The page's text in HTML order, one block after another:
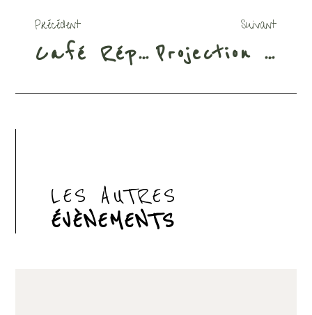
Précédent
Café Répare
Suivant
Projection film
LES AUTRES
ÉVÈNEMENTS